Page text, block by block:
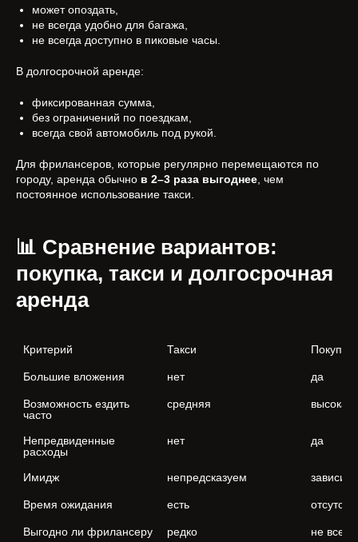
может опоздать,
не всегда удобно для багажа,
не всегда доступно в пиковые часы.
В долгосрочной аренде:
фиксированная сумма,
без ограничений по поездкам,
всегда свой автомобиль под рукой.
Для фрилансеров, которые регулярно перемещаются по
городу, аренда обычно в 2–3 раза выгоднее, чем
постоянное использование такси.
📊 Сравнение вариантов:
покупка, такси и долгосрочная
аренда
Критерий Такси Покупка
Большие вложения нет да
Возможность ездить
часто
средняя высокая
Непредвиденные
расходы
нет да
Имидж непредсказуем зависит
Время ожидания есть
Выгодно ли фрилансеру редко не